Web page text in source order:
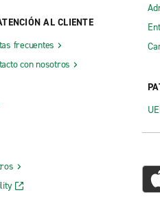
AL CLIENTE
frecuentes
con nosotros